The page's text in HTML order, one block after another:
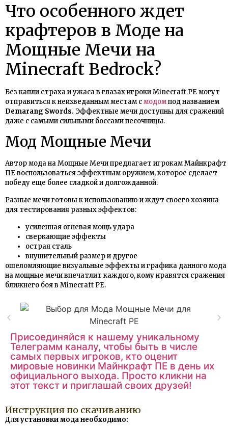
Что особенного ждет
крафтеров в Моде на
Мощные Мечи на
Minecraft Bedrock?
Без капли страха и ужаса в глазах игроки Minecraft PE могут
отправиться к неизведанным местам смодомпод названием
Demarang Swоrds. Эффектные мечи доступны для сражений
даже с самыми сильными боссами песочницы.
Мод Мощные Мечи
Автор мода на Мощные Мечи предлагает игрокам Майнкрафт
ПЕ воспользоваться эффектным оружием, которое сделает
победу еще более сладкой и долгожданной.
Разные мечи готовы к использованию и ждут своего хозяина
для тестирования разных эффектов:
усиленная огневая мощь удара
сверкающие эффекты
острая сталь
внушительный размер и другое
ошеломляющие визуальные эффекты и графика данного мода
на мощные мечи впечатлит каждого, кому нравятся сражения
ближнего боя в Minecraft PE.
Присоединяйся к нашему уникальному
Телеграмм каналу, чтобы быть в числе
самых первых игроков, кто оценит
мировые новинки Майнкрафт ПЕ в день их
официального выхода. Просто кликни на
этот текст и приглашай своих друзей!
Инструкция по скачиванию
Для установки мода необходимо: